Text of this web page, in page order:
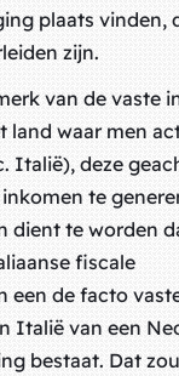
plaats vinden,
zijn.
van de vaste
land waar men
Italië), deze
te
dient te worden
fiscale
een de facto
Italië van een
bestaat. Dat